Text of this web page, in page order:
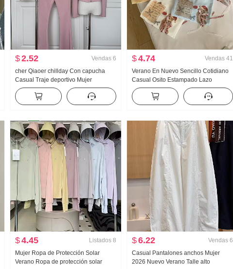
$2.52 Vendas 6
cher Qiaoer chillday Con capucha
Casual Traje deportivo Mujer
Primavera Hombros descubiertos
Abrigo pantalones acampanados
Conjunto de tres piezas
$4.74 Vendas 41
Verano En Nuevo Sencillo Cotidiano
Casual Osito Estampado Lazo
Holgado Nicho Manga corta Camiseta
Estilo coreano tejido de punto Top
$4.45 Listados 8
Mujer Ropa de Protección Solar
Verano Ropa de protección solar
$6.22 Vendas 6
Casual Pantalones anchos Mujer
2026 Nuevo Verano Talle alto